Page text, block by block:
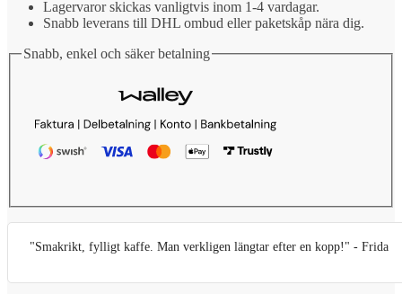
Lagervaror skickas vanligtvis inom 1-4 vardagar.
Snabb leverans till DHL ombud eller paketskåp nära dig.
Snabb, enkel och säker betalning
"Smakrikt, fylligt kaffe. Man verkligen längtar efter en kopp!" - Frida